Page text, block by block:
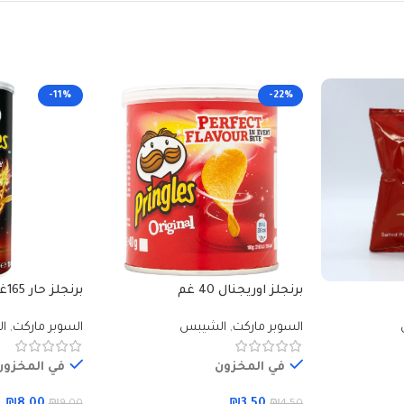
-22%
برنجلز اوريجنال 40 غم
السوبر ماركت, الشيبس
في المخزون
-11%
برنجلز حار 165غم
السوبر ماركت,
في